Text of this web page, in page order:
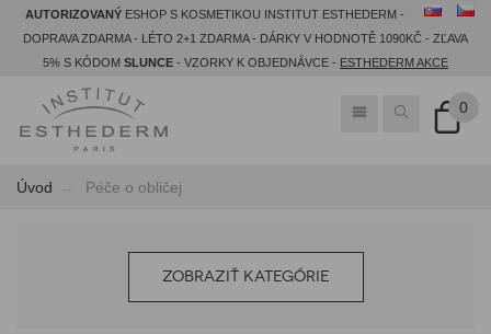
AUTORIZOVANÝ ESHOP S KOSMETIKOU INSTITUT ESTHEDERM -
DOPRAVA ZDARMA - LÉTO 2+1 ZDARMA - DÁRKY V HODNOTĚ 1090KČ - ZĽAVA
5% S KÓDOM SLUNCE - VZORKY K OBJEDNÁVCE - ESTHEDERM AKCE
0
Úvod Péče o obličej
ZOBRAZIŤ KATEGÓRIE